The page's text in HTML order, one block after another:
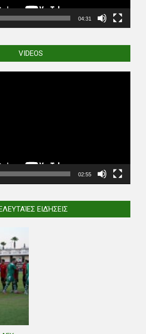
04:31
VIDEOS
02:55
ΕΙΔΉΣΕΙΣ